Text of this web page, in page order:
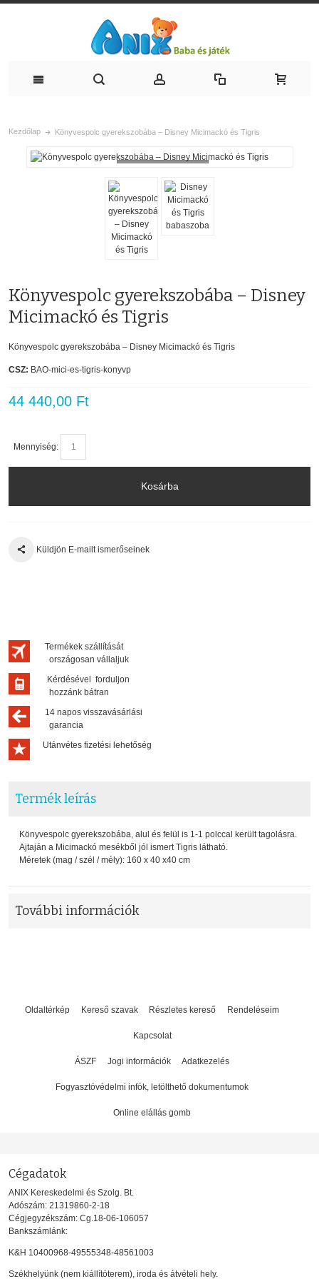
Kezdőlap Könyvespolc gyerekszobába – Disney Micimackó és Tigris
Könyvespolc gyerekszobába – Disney
Micimackó és Tigris
Könyvespolc gyerekszobába – Disney Micimackó és Tigris
CSZ: BAO-mici-es-tigris-konyvp
44 440,00 Ft
Mennyiség:
Kosárba
Küldjön E-mailt ismerőseinek
Termékek szállítását
országosan vállaljuk
Kérdésével forduljon
hozzánk bátran
14 napos visszavásárlási
garancia
Utánvétes fizetési lehetőség
Termék leírás
Könyvespolc gyerekszobába, alul és felül is 1-1 polccal került tagolásra.
Ajtaján a Micimackó mesékből jól ismert Tigris látható.
Méretek (mag / szél / mély): 160 x 40 x40 cm
További információk
Oldaltérkép Kereső szavak Részletes kereső Rendeléseim
Kapcsolat
ÁSZF Jogi információk Adatkezelés
Fogyasztóvédelmi infók, letölthető dokumentumok
Online elállás gomb
Cégadatok
ANIX Kereskedelmi és Szolg. Bt.
Adószám: 21319860-2-18
Cégjegyzékszám: Cg.18-06-106057
Bankszámlánk:
K&H 10400968-49555348-48561003
Székhelyünk (nem kiállítóterem), iroda és átvételi hely.